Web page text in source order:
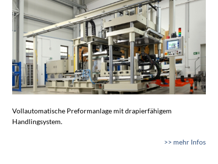
Vollautomatische Preformanlage mit drapierfähigem
Handlingsystem.
>> mehr Infos